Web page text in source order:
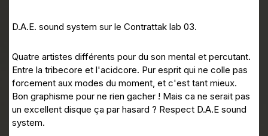
D.A.E. sound system sur le Contrattak lab 03.
Quatre artistes différents pour du son mental et percutant.
Entre la tribecore et l'acidcore. Pur esprit qui ne colle pas
forcement aux modes du moment, et c'est tant mieux.
Bon graphisme pour ne rien gacher ! Mais ca ne serait pas
un excellent disque ça par hasard ? Respect D.A.E sound
system.